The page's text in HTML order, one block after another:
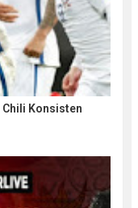
Konsisten